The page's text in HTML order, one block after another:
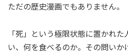
ただの歴史漫画でもありません。
「死」という極限状態に置かれ
い、何を食べるのか。その問い